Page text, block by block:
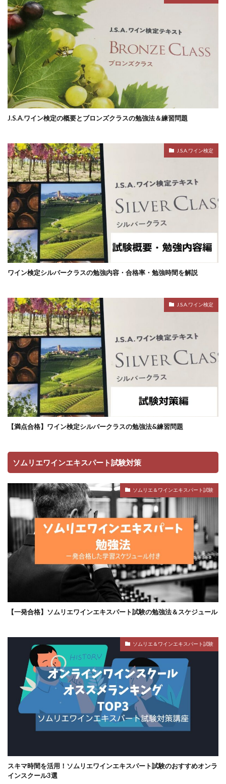
J.S.A.ワイン検定の概要とブロンズクラスの勉強法＆練習問題
J.S.A.ワイン検定
ワイン検定シルバークラスの勉強内容・合格率・勉強時間を解説
J.S.A.ワイン検定
【満点合格】ワイン検定シルバークラスの勉強法&練習問題
ソムリエワインエキスパート試験対策
ソムリエ＆ワインエキスパート試験
【一発合格】ソムリエワインエキスパート試験の勉強法＆スケジュール
ソムリエ＆ワインエキスパート試験
スキマ時間を活用！ソムリエワインエキスパート試験のおすすめオンラ
インスクール3選